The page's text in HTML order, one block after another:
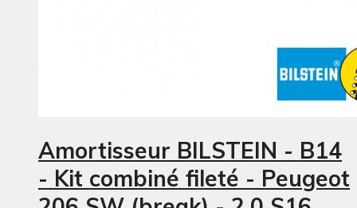
Amortisseur BILSTEIN - B14
- Kit combiné fileté - Peugeot